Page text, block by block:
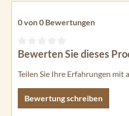
0 von 0 Bewertungen
Durchschnittliche Bewertung
Bewerten Sie dieses
Teilen Sie Ihre Erfahrungen mit
Bewertung schreiben